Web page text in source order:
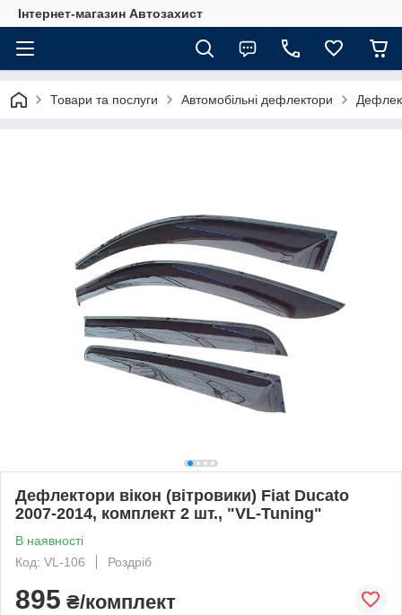
Інтернет-магазин Автозахист
Товари та послуги Автомобільні дефлектори
Дефлектори вікон (вітровики) Fiat Ducato
2007-2014, комплект 2 шт., "VL-Tuning"
В наявності
Код: VL-106
Роздріб
895 ₴/комплект